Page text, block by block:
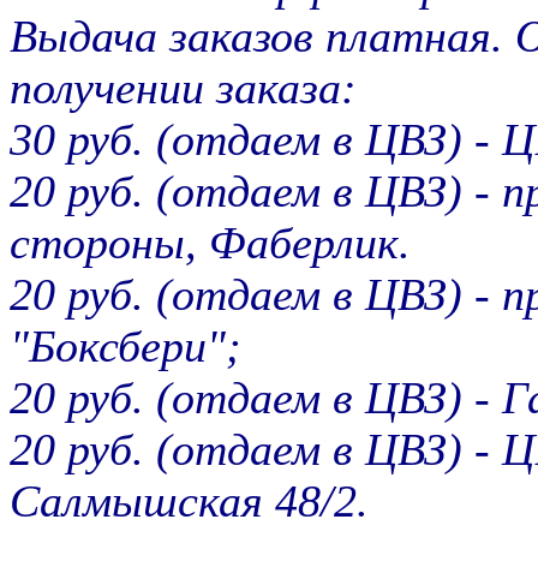
Выдача заказов платная.
получении заказа:
30 руб. (отдаем в ЦВЗ) -
20 руб. (отдаем в ЦВЗ) -
стороны, Фаберлик.
20 руб. (отдаем в ЦВЗ) -
"Боксбери";
20 руб. (отдаем в ЦВЗ) -
20 руб. (отдаем в ЦВЗ) -
Салмышская 48/2.